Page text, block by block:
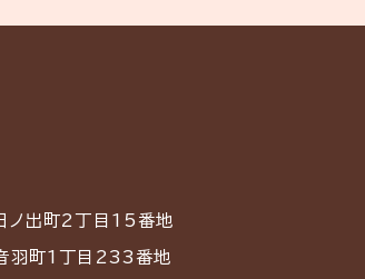
ノ出町2丁目15番地
羽町1丁目233番地